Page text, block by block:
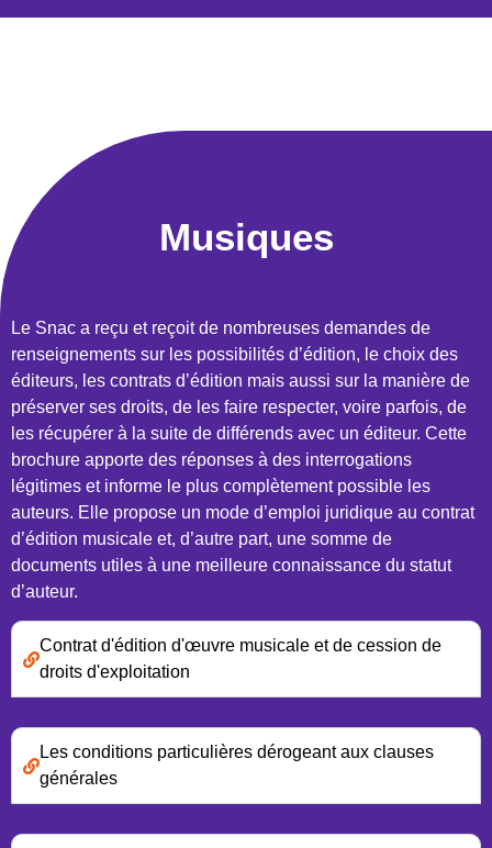
Musiques
Le Snac a reçu et reçoit de nombreuses demandes de
renseignements sur les possibilités d’édition, le choix des
éditeurs, les contrats d’édition mais aussi sur la manière de
préserver ses droits, de les faire respecter, voire parfois, de
les récupérer à la suite de différends avec un éditeur. Cette
brochure apporte des réponses à des interrogations
légitimes et informe le plus complètement possible les
auteurs. Elle propose un mode d’emploi juridique au contrat
d’édition musicale et, d’autre part, une somme de
documents utiles à une meilleure connaissance du statut
d’auteur.
Contrat d'édition d'œuvre musicale et de cession de
droits d'exploitation
Les conditions particulières dérogeant aux clauses
générales